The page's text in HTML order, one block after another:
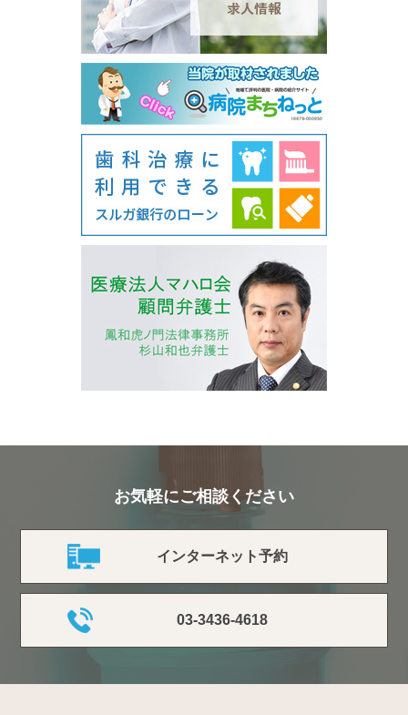
お気軽にご相談ください
インターネット予約
03-3436-4618